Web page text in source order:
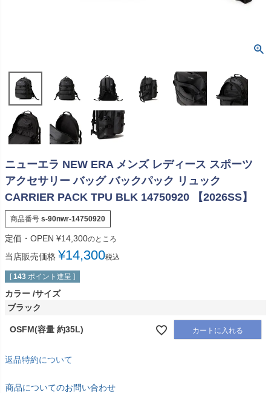
ニューエラ NEW ERA メンズ レディース スポーツ
アクセサリー バッグ バックパック リュック
CARRIER PACK TPU BLK 14750920 【2026SS】
商品番号 s-90nwr-14750920
定価・OPEN ¥14,300のところ
当店販売価格 ¥14,300税込
[ 143 ポイント進呈 ]
カラー サイズ
ブラック
OSFM(容量 約35L) カートに入れる
返品特約について
商品についてのお問い合わせ